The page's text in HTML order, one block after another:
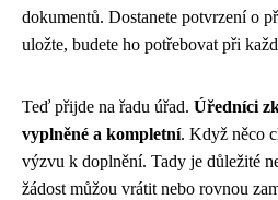
dokumentů. Dostanete potvrzení o
uložte, budete ho potřebovat při
Teď přijde na řadu úřad. Úředníci
vyplněné a kompletní. Když něco
výzvu k doplnění. Tady je důležité
žádost můžou vrátit nebo rovnou